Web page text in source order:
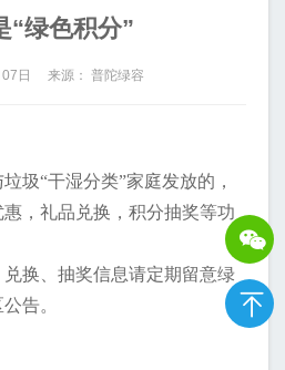
“绿色积分”
07日 来源： 普陀绿容
“干湿分类”家庭发放的，
，礼品兑换，积分抽奖等功
换、抽奖信息请定期留意绿
告。